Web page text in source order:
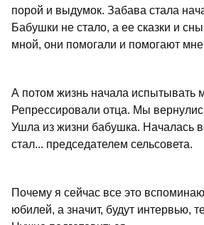
порой и выдумок. Забава стала
Бабушки не стало, а ее сказки и
мной, они помогали и помогают мне
А потом жизнь начала испытывать
Репрессировали отца. Мы
Ушла из жизни бабушка. Началась
стал... председателем сельсовета.
Почему я сейчас все это
юбилей, а значит, будут интервью,